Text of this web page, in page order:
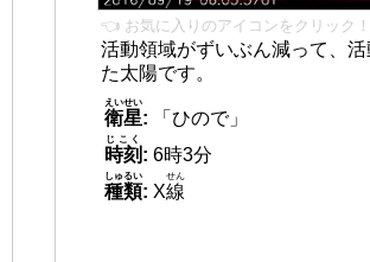
👈 お気に入りのアイコンをクリック！
活動領域がずいぶん減って、
た太陽です。
衛星
えいせい
:
「ひので」
時刻
じこく
: 6時3分
種類
しゅるい
: X線
せん